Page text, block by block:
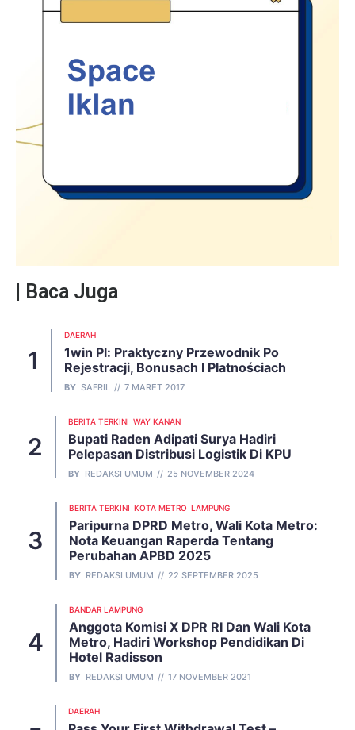
| Baca Juga
DAERAH
1win Pl: Praktyczny Przewodnik Po
Rejestracji, Bonusach I Płatnościach
BY SAFRIL 7 MARET 2017
BERITA TERKINI WAY KANAN
Bupati Raden Adipati Surya Hadiri
Pelepasan Distribusi Logistik Di KPU
BY REDAKSI UMUM 25 NOVEMBER 2024
BERITA TERKINI KOTA METRO LAMPUNG
Paripurna DPRD Metro, Wali Kota Metro:
Nota Keuangan Raperda Tentang
Perubahan APBD 2025
BY REDAKSI UMUM 22 SEPTEMBER 2025
BANDAR LAMPUNG
Anggota Komisi X DPR RI Dan Wali Kota
Metro, Hadiri Workshop Pendidikan Di
Hotel Radisson
BY REDAKSI UMUM 17 NOVEMBER 2021
DAERAH